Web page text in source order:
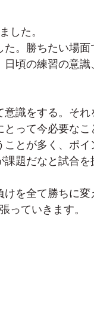
した。
。勝ちたい場
頃の練習の意
識をする。それ
って今必要なこ
とが多く、ポイ
題だなと試合を
を全て勝ちに
っていきます。